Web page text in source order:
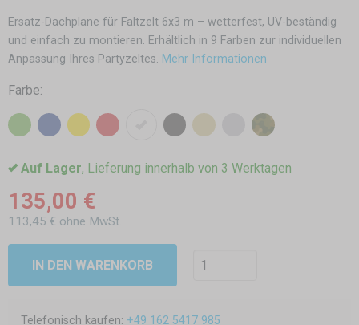
Ersatz-Dachplane für Faltzelt 6x3 m – wetterfest, UV-beständig
und einfach zu montieren. Erhältlich in 9 Farben zur individuellen
Anpassung Ihres Partyzeltes. Mehr Informationen
Farbe:
Auf Lager, Lieferung innerhalb von 3 Werktagen
135,00 €
113,45 € ohne MwSt.
IN DEN WARENKORB
Telefonisch kaufen: +49 162 5417 985